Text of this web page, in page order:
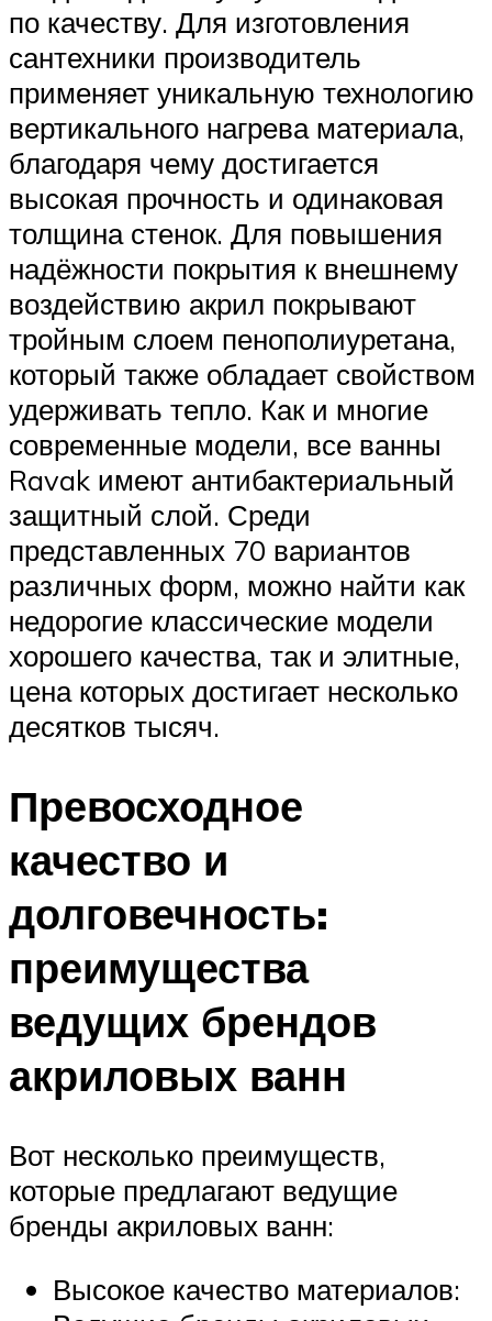
по качеству. Для изготовления
сантехники производитель
применяет уникальную технологию
вертикального нагрева материала,
благодаря чему достигается
высокая прочность и одинаковая
толщина стенок. Для повышения
надёжности покрытия к внешнему
воздействию акрил покрывают
тройным слоем пенополиуретана,
который также обладает свойством
удерживать тепло. Как и многие
современные модели, все ванны
Ravak имеют антибактериальный
защитный слой. Среди
представленных 70 вариантов
различных форм, можно найти как
недорогие классические модели
хорошего качества, так и элитные,
цена которых достигает несколько
десятков тысяч.
Превосходное
качество и
долговечность:
преимущества
ведущих брендов
акриловых ванн
Вот несколько преимуществ,
которые предлагают ведущие
бренды акриловых ванн:
Высокое качество материалов: